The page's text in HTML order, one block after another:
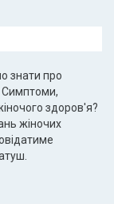
знати про
Симптоми,
здоров'я?
жіночих